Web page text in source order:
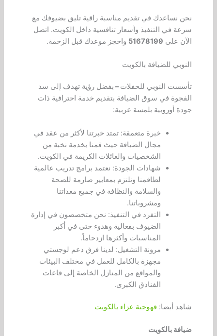
نحن نساعدك في تقديم مناسبة راقية تليق بضيوفك مع
سرعة في التنفيذ وأسعار تنافسية داخل الكويت. اتصل
الآن على 51678199 واحجز موعدك قبل الزحمة.
النوبي للضيافة بالكويت
تأسست النوبي للحفلات– بفضل رؤية تهدف إلى سد
الفجوة في سوق الضيافة بتقديم خدمة احترافية ذات
جودة أوروبية بلمسة عربية:
خبرة متعمقة: تمتد خبرتنا لأكثر من عقد في
مجال الضيافة حيث قمنا بخدمة نخبة من
الشخصيات والعائلات الكريمة في الكويت.
شهادات الجودة: نعتمد برامج تدريب عالمية
لطاقمنا ونلتزم بمعايير صارمة للصحة
والسلامة والنظافة في جميع معداتنا
ومشروباتنا.
التفرد في التنفيذ: نحن متخصصون في إدارة
الضيوف بفعالية وهدوء حتى في أكبر
المناسبات وأكثرها ازدحاماً.
مرونة التشغيل: لدينا فرق دعم لوجستي
مجهزة بالكامل للعمل في مختلف البيئات
والمواقع من المنازل الخاصة إلى قاعات
الفنادق الكبرى.
شاهد أيضا: قهوجية عزاء بالكويت
ضيافة بالكويت